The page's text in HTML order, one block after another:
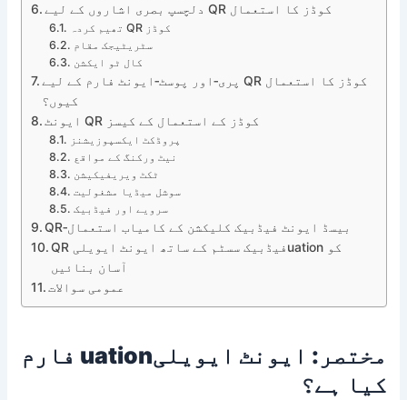
دلچسپ بصری اشاروں کے لیے QR کوڈز کا استعمال
تھیم کردہ QR کوڈز
سٹریٹیجک مقام
کال ٹو ایکشن
پری‑اور پوسٹ‑ایونٹ فارم کے لیے QR کوڈز کا استعمال
کیوں؟
ایونٹ QR کوڈز کے استعمال کے کیسز
پروڈکٹ ایکسپوزیشنز
نیٹ ورکنگ کے مواقع
ٹکٹ ویریفیکیشن
سوشل میڈیا مشغولیت
سرویے اور فیڈبیک
QR‑بیسڈ ایونٹ فیڈبیک کلیکشن کے کامیاب استعمال
QR فیڈبیک سسٹم کے ساتھ ایونٹ ایویلیuation کو
آسان بنائیں
عمومی سوالات
مختصر: ایونٹ ایویلیuation فارم
کیا ہے؟